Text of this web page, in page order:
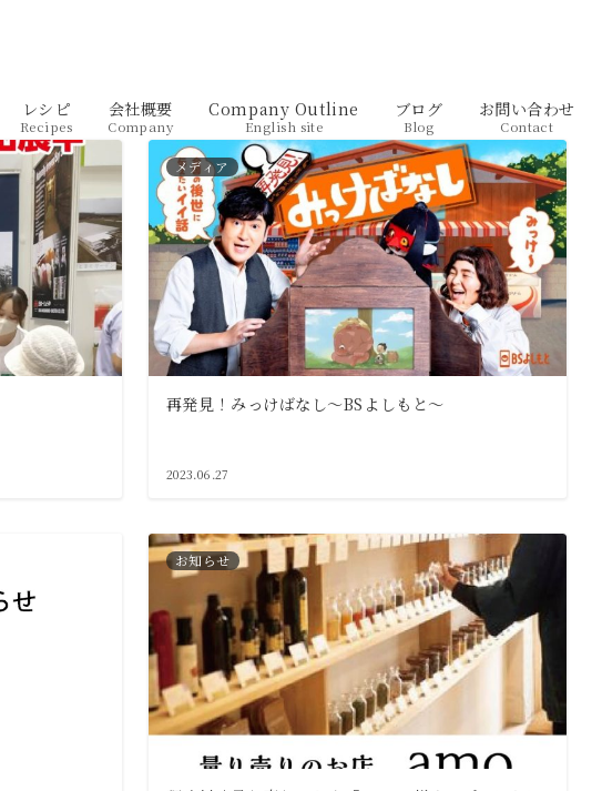
レシピ
Recipes
会社概要
Company
Company Outline
English site
ブログ
Blog
お問い合わせ
Contact
メディア
再発見！みっけばなし～BSよしもと～
2023.06.27
お知らせ